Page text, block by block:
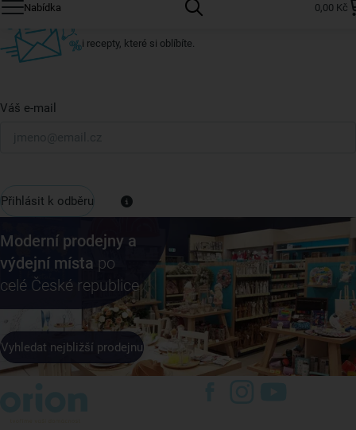
Nabídka 0,00 Kč
i recepty, které si oblíbíte.
Váš e-mail
Přihlásit k odběru
Moderní prodejny a
výdejní místa po
celé České republice
Vyhledat nejbližší prodejnu